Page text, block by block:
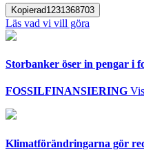
Kopierad1231368703
Läs vad vi vill göra
Storbanker öser in pengar i
FOSSILFINANSIERING
Klimatförändringarna gör